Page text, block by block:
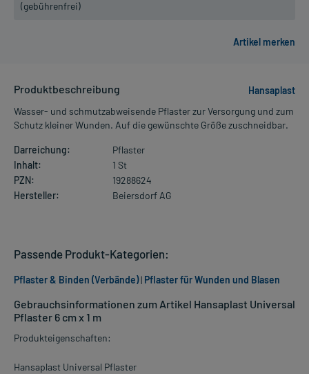
(gebührenfrei)
Produktbeschreibung
Hansaplast
Wasser- und schmutzabweisende Pflaster zur Versorgung und zum
Schutz kleiner Wunden. Auf die gewünschte Größe zuschneidbar.
Darreichung:
Pflaster
Inhalt:
1 St
PZN:
19288624
Hersteller:
Beiersdorf AG
Gebrauchsinformationen zum Artikel Hansaplast Universal
Pflaster 6 cm x 1 m
Produkteigenschaften:
Hansaplast Universal Pflaster
Passende Produkt-Kategorien:
Pflaster & Binden (Verbände)| Pflaster für Wunden und Blasen